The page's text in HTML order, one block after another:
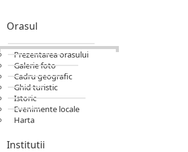
Orasul
Prezentarea orasului
Galerie foto
Cadru geografic
Ghid turistic
Istoric
Evenimente locale
Harta
Institutii